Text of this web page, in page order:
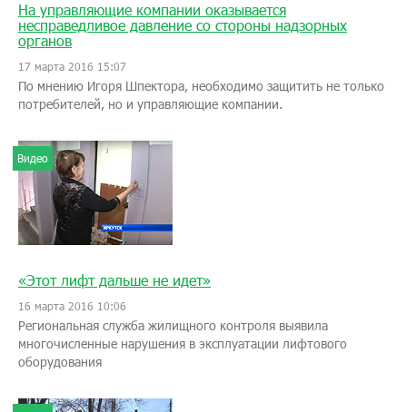
На управляющие компании оказывается
несправедливое давление со стороны надзорных
органов
17 марта 2016 15:07
По мнению Игоря Шпектора, необходимо защитить не только
потребителей, но и управляющие компании.
Видео
«Этот лифт дальше не идет»
16 марта 2016 10:06
Региональная служба жилищного контроля выявила
многочисленные нарушения в эксплуатации лифтового
оборудования